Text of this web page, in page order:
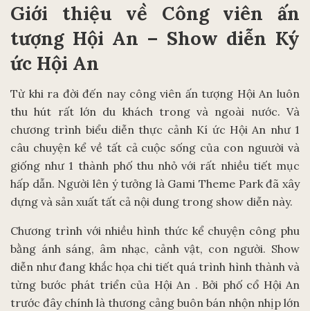
Giới thiệu về Công viên ấn
tượng Hội An – Show diễn Ký
ức Hội An
Từ khi ra đời đến nay công viên ấn tượng Hội An luôn
thu hút rất lớn du khách trong và ngoài nước. Và
chương trình biểu diễn thực cảnh Kí ức Hội An như 1
câu chuyện kể về tất cả cuộc sống của con nguười và
giống như 1 thành phố thu nhỏ với rất nhiều tiết mục
hấp dẫn. Người lên ý tưởng là Gami Theme Park đã xây
dựng và sản xuất tất cả nội dung trong show diễn này.
Chương trình với nhiều hình thức kể chuyện công phu
bằng ánh sáng, âm nhạc, cảnh vật, con người. Show
diễn như đang khắc họa chi tiết quá trình hình thành và
từng bước phát triển của Hội An . Bởi phố cổ Hội An
trước đây chính là thương cảng buôn bán nhộn nhịp lớn